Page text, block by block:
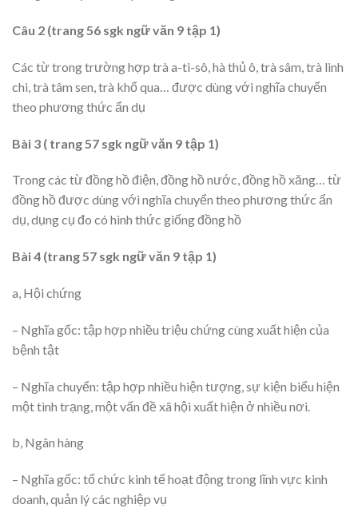
Câu 2 (trang 56 sgk ngữ văn 9 tập 1)
Các từ trong trường hợp trà a-ti-sô, hà thủ ô, trà sâm, trà linh
chi, trà tâm sen, trà khổ qua… được dùng với nghĩa chuyển
theo phương thức ẩn dụ
Bài 3 ( trang 57 sgk ngữ văn 9 tập 1)
Trong các từ đồng hồ điện, đồng hồ nước, đồng hồ xăng… từ
đồng hồ được dùng với nghĩa chuyển theo phương thức ẩn
dụ, dụng cụ đo có hình thức giống đồng hồ
Bài 4 (trang 57 sgk ngữ văn 9 tập 1)
a, Hội chứng
– Nghĩa gốc: tập hợp nhiều triệu chứng cùng xuất hiện của
bệnh tật
– Nghĩa chuyển: tập hợp nhiều hiện tượng, sự kiện biểu hiện
một tình trạng, một vấn đề xã hội xuất hiện ở nhiều nơi.
b, Ngân hàng
– Nghĩa gốc: tổ chức kinh tế hoạt động trong lĩnh vực kinh
doanh, quản lý các nghiệp vụ